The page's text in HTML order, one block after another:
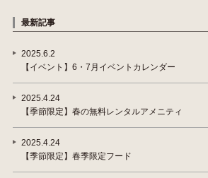
最新記事
2025.6.2
【イベント】6・7月イベントカレンダー
2025.4.24
【季節限定】春の無料レンタルアメニティ
2025.4.24
【季節限定】春季限定フード